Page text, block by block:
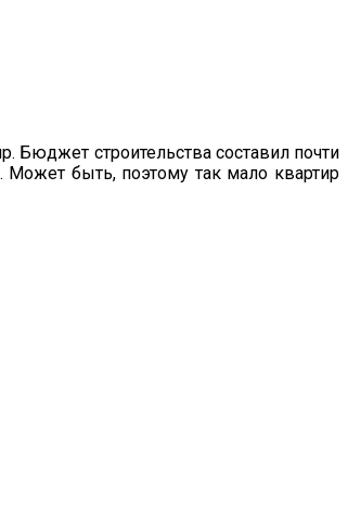
Бюджет строительства составил почти
Может быть, поэтому так мало квартир